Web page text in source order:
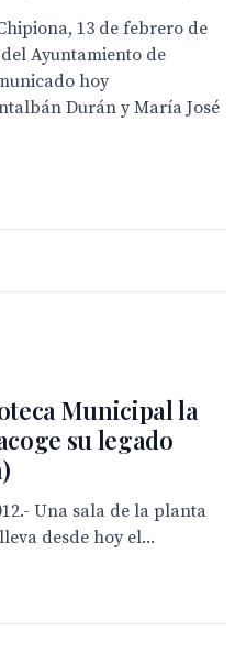
13 de febrero de
Ayuntamiento de
hoy
Durán y María José
Municipal la
su legado
Una sala de la planta
desde hoy el...